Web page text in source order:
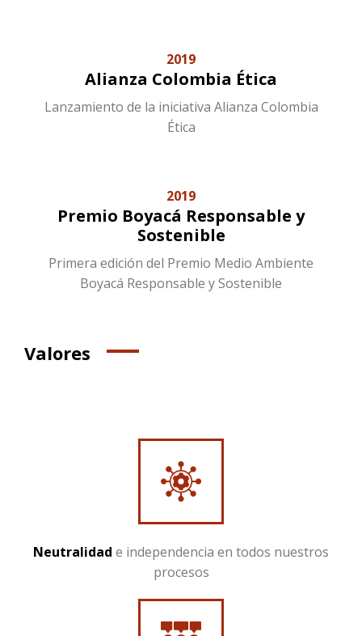
2019
Alianza Colombia Ética
Lanzamiento de la iniciativa Alianza Colombia
Ética
2019
Premio Boyacá Responsable y
Sostenible
Primera edición del Premio Medio Ambiente
Boyacá Responsable y Sostenible
Valores
Neutralidad e independencia en todos nuestros
procesos